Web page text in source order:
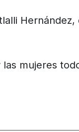
Hernández,
mujeres